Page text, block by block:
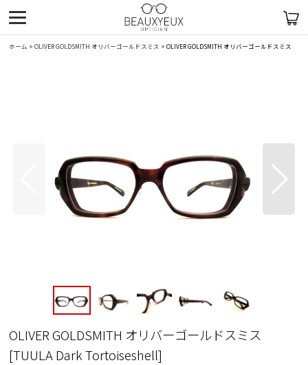
ホーム > OLIVER GOLDSMITH オリバーゴールドスミス > OLIVER GOLDSMITH オリバーゴールドスミス
OLIVER GOLDSMITH オリバーゴールドスミス
[TUULA Dark Tortoiseshell]